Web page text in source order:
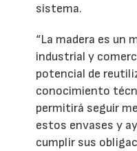
sistema.
“La madera es un
industrial y
potencial de
conocimiento
permitirá seguir
estos envases y
cumplir sus